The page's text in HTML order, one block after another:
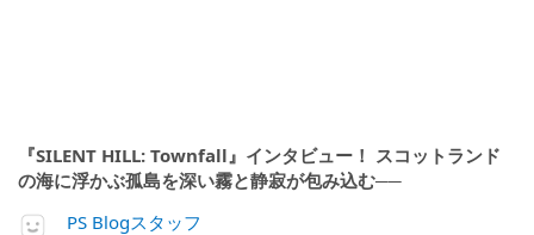
『SILENT HILL: Townfall』インタビュー！ スコットランド
の海に浮かぶ孤島を深い霧と静寂が包み込む──
PS Blogスタッフ